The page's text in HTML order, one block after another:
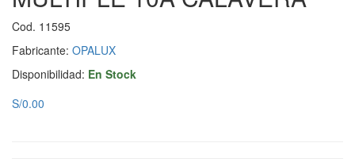
Cod. 11595
Fabricante: OPALUX
Disponibilidad: En Stock
S/0.00